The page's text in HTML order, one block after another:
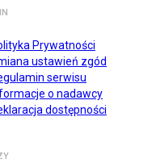
Prywatności
ustawień zgód
serwisu
o nadawcy
dostępności